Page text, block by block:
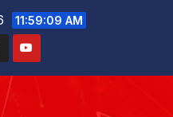
11:59:10 AM